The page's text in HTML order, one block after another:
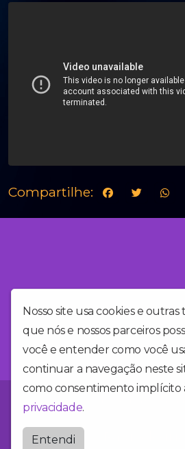
Compartilhe:
Nosso site usa cookies e outras
que nós e nossos parceiros
você e entender como você
continuar a navegação neste
como consentimento implícito
privacidade.
Entendi
Você está no site da Alegria FM, a